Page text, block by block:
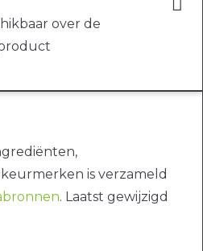
over de
is verzameld
. Laatst gewijzigd